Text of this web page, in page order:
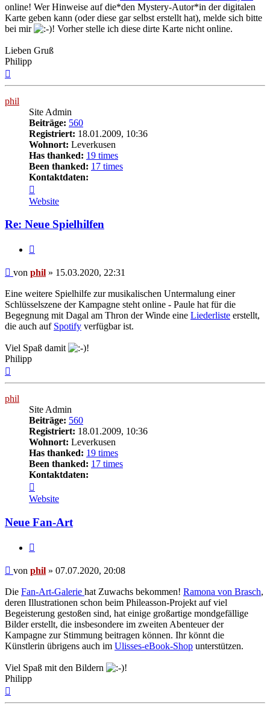
online! Wer Hinweise auf die*den Mystery-Autor*in der digitalen
Karte geben kann (oder diese gar selbst erstellt hat), melde sich bitte
bei mir
! Vorher stelle ich diese dirte Karte nicht online.
Lieben Gruß
Philipp
phil
Site Admin
Beiträge: 560
Registriert: 18.01.2009, 10:36
Wohnort: Leverkusen
Has thanked: 19 times
Been thanked: 17 times
Kontaktdaten:
von
phil
Website
Re: Neue Spielhilfen
Beitrag
von phil » 15.03.2020, 22:31
Eine weitere Spielhilfe zur musikalischen Untermalung einer
Schlüsselszene der Kampagne steht online - Paule hat für die
Begegnung mit Dagal am Thron der Winde eine Liederliste erstellt,
die auch auf Spotify verfügbar ist.
Viel Spaß damit
!
Philipp
phil
Site Admin
Beiträge: 560
Registriert: 18.01.2009, 10:36
Wohnort: Leverkusen
Has thanked: 19 times
Been thanked: 17 times
Kontaktdaten:
von
phil
Website
Neue Fan-Art
Beitrag
von phil » 07.07.2020, 20:08
Die Fan-Art-Galerie hat Zuwachs bekommen! Ramona von Brasch,
deren Illustrationen schon beim Phileasson-Projekt auf viel
Begeisterung gestoßen sind, hat einige großartige mondgefällige
Bilder erstellt, die insbesondere im zweiten Abenteuer der
Kampagne zur Stimmung beitragen können. Ihr könnt die
Künstlerin übrigens auch im Ulisses-eBook-Shop unterstützen.
Viel Spaß mit den Bildern
!
Philipp